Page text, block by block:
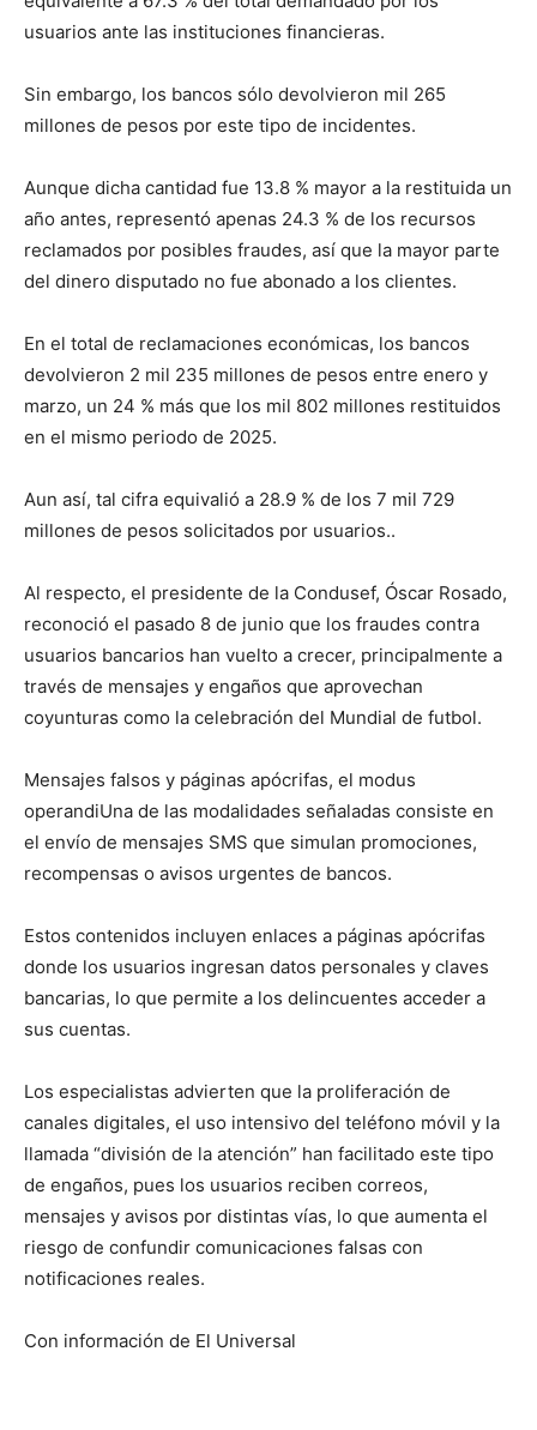
usuarios ante las instituciones financieras.
Sin embargo, los bancos sólo devolvieron mil 265
millones de pesos por este tipo de incidentes.
Aunque dicha cantidad fue 13.8 % mayor a la restituida un
año antes, representó apenas 24.3 % de los recursos
reclamados por posibles fraudes, así que la mayor parte
del dinero disputado no fue abonado a los clientes.
En el total de reclamaciones económicas, los bancos
devolvieron 2 mil 235 millones de pesos entre enero y
marzo, un 24 % más que los mil 802 millones restituidos
en el mismo periodo de 2025.
Aun así, tal cifra equivalió a 28.9 % de los 7 mil 729
millones de pesos solicitados por usuarios..
Al respecto, el presidente de la Condusef, Óscar Rosado,
reconoció el pasado 8 de junio que los fraudes contra
usuarios bancarios han vuelto a crecer, principalmente a
través de mensajes y engaños que aprovechan
coyunturas como la celebración del Mundial de futbol.
Mensajes falsos y páginas apócrifas, el modus
operandiUna de las modalidades señaladas consiste en
el envío de mensajes SMS que simulan promociones,
recompensas o avisos urgentes de bancos.
Estos contenidos incluyen enlaces a páginas apócrifas
donde los usuarios ingresan datos personales y claves
bancarias, lo que permite a los delincuentes acceder a
sus cuentas.
Los especialistas advierten que la proliferación de
canales digitales, el uso intensivo del teléfono móvil y la
llamada “división de la atención” han facilitado este tipo
de engaños, pues los usuarios reciben correos,
mensajes y avisos por distintas vías, lo que aumenta el
riesgo de confundir comunicaciones falsas con
notificaciones reales.
Con información de El Universal